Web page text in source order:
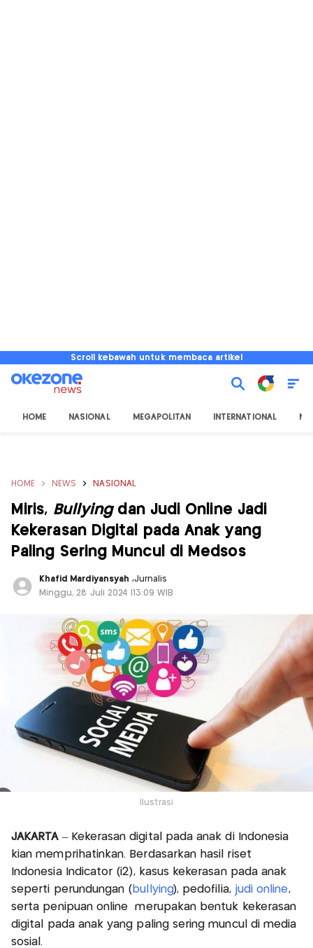
Scroll kebawah untuk membaca artikel
HOME NASIONAL MEGAPOLITAN INTERNATIONAL
HOME NEWS NASIONAL
Miris, Bullyingdan Judi Online Jadi
Kekerasan Digital pada Anak yang
Paling Sering Muncul di Medsos
Khafid Mardiyansyah ,Jurnalis
Minggu, 28 Juli 2024 |13:09 WIB
Ilustrasi
JAKARTA– Kekerasan digital pada anak di Indonesia
kian memprihatinkan. Berdasarkan hasil riset
Indonesia Indicator (i2), kasus kekerasan pada anak
seperti perundungan ( bullying), pedofilia, judi online,
serta penipuan online merupakan bentuk kekerasan
digital pada anak yang paling sering muncul di media
sosial.